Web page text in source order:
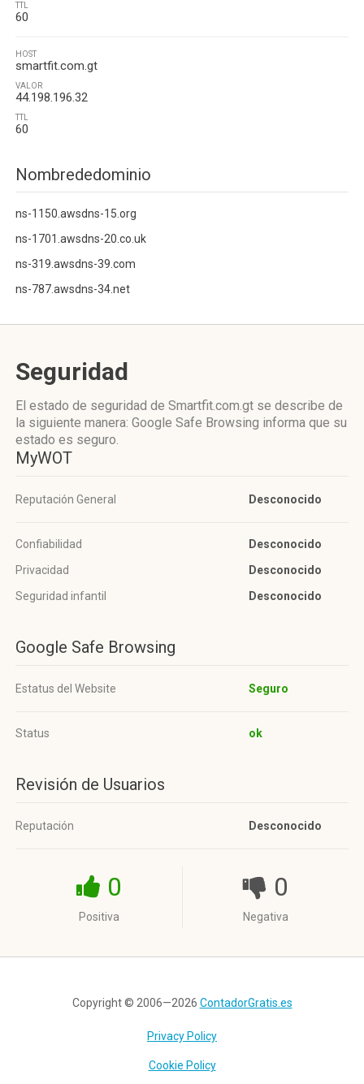
TTL
60
HOST
smartfit.com.gt
VALOR
44.198.196.32
TTL
60
Nombrededominio
ns-1150.awsdns-15.org
ns-1701.awsdns-20.co.uk
ns-319.awsdns-39.com
ns-787.awsdns-34.net
Seguridad
El estado de seguridad de Smartfit.com.gt se describe de
la siguiente manera: Google Safe Browsing informa que su
estado es seguro.
MyWOT
Reputación General Desconocido
Confiabilidad
Desconocido
Privacidad
Desconocido
Seguridad infantil
Desconocido
Google Safe Browsing
Estatus del Website Seguro
Status ok
Revisión de Usuarios
Reputación Desconocido
0
Positiva
0
Negativa
Copyright © 2006—2026 ContadorGratis.es
Privacy Policy
Cookie Policy